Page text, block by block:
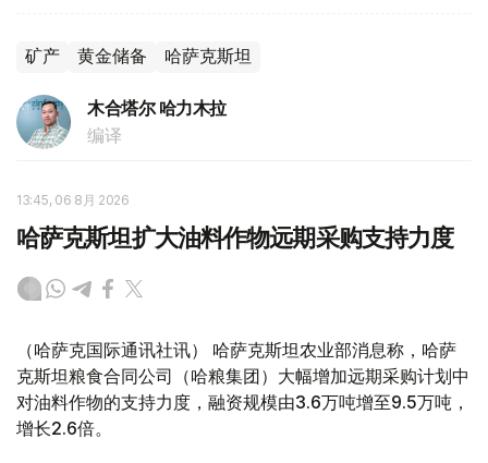
矿产 黄金储备 哈萨克斯坦
木合塔尔 哈力木拉
编译
13:45, 06 8月 2026
哈萨克斯坦扩大油料作物远期采购支持力度
（哈萨克国际通讯社讯） 哈萨克斯坦农业部消息称，哈萨
克斯坦粮食合同公司（哈粮集团）大幅增加远期采购计划中
对油料作物的支持力度，融资规模由3.6万吨增至9.5万吨，
增长2.6倍。